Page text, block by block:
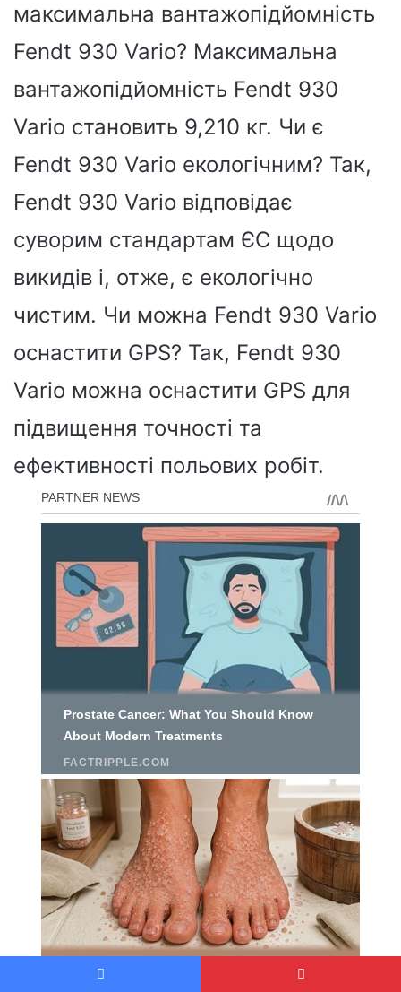
максимальна вантажопідйомність
Fendt 930 Vario? Максимальна
вантажопідйомність Fendt 930
Vario становить 9,210 кг. Чи є
Fendt 930 Vario екологічним? Так,
Fendt 930 Vario відповідає
суворим стандартам ЄС щодо
викидів і, отже, є екологічно
чистим. Чи можна Fendt 930 Vario
оснастити GPS? Так, Fendt 930
Vario можна оснастити GPS для
підвищення точності та
ефективності польових робіт.